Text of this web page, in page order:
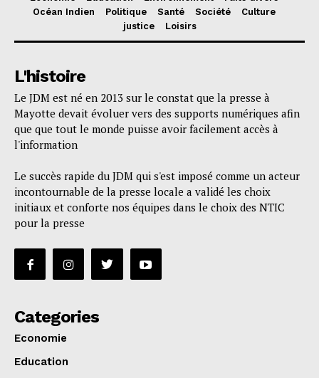
Océan Indien
Politique Santé Société
Culture
justice
Loisirs
L'histoire
Le JDM est né en 2013 sur le constat que la presse à
Mayotte devait évoluer vers des supports numériques afin
que que tout le monde puisse avoir facilement accès à
l'information
Le succès rapide du JDM qui s'est imposé comme un acteur
incontournable de la presse locale a validé les choix
initiaux et conforte nos équipes dans le choix des NTIC
pour la presse
Categories
Economie
Education